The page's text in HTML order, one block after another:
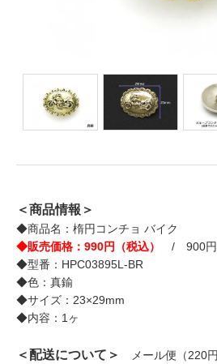
＜商品情報＞
◆商品名：楕円コンチョ バイク
◆販売価格：990円（税込）
/ 900円
◆型番：HPC03895L-BR
◆色：真鍮
◆サイズ：23×29mm
◆内容：1ヶ
＜配送について＞
メール便（220円